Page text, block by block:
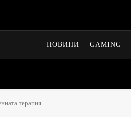
НОВИНИ GAMING
терапия